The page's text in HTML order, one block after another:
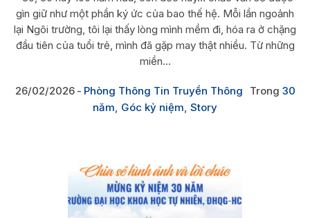
gìn giữ như một phần ký ức của bao thế hệ. Mỗi lần ngoảnh
lại Ngôi trường, tôi lại thấy lòng mình mềm đi, hóa ra ở chặng
đầu tiên của tuổi trẻ, mình đã gặp may thật nhiều. Từ những
miền...
26/02/2026 Phòng Thông Tin Truyền Thông Trong 30
năm Góc kỷ niệm Story